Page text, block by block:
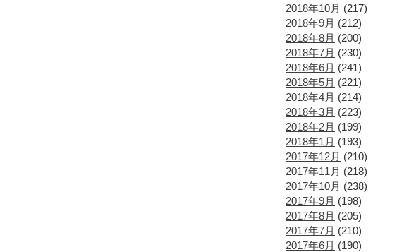
2018年10月 (217)
2018年9月 (212)
2018年8月 (200)
2018年7月 (230)
2018年6月 (241)
2018年5月 (221)
2018年4月 (214)
2018年3月 (223)
2018年2月 (199)
2018年1月 (193)
2017年12月 (210)
2017年11月 (218)
2017年10月 (238)
2017年9月 (198)
2017年8月 (205)
2017年7月 (210)
2017年6月 (190)